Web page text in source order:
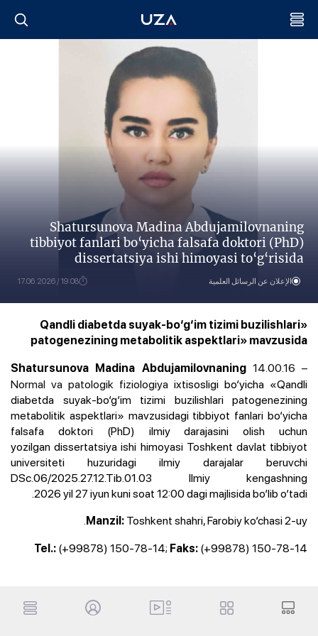
Shatursunova Madina Abdujamilovnaning
tibbiyot fanlari bo‘yicha falsafa doktori (PhD)
dissertatsiya ishi himoyasi to‘g‘risida
الإعلان عن الرسائل العلمية 19:08 / 17.06.2026
«Qandli diabetda suyak-bo‘g‘im tizimi buzilishlari
patogenezining metabolitik aspektlari» mavzusida
Shatursunova Madina Abdujamilovnaning 14.00.16 –
Normal va patologik fiziologiya ixtisosligi bo‘yicha «Qandli
diabetda suyak-bo‘g‘im tizimi buzilishlari patogenezining
metabolitik aspektlari» mavzusidagi tibbiyot fanlari bo‘yicha
falsafa doktori (PhD) ilmiy darajasini olish uchun
yozilgan dissertatsiya ishi himoyasi Toshkent davlat tibbiyot
universiteti huzuridagi ilmiy darajalar beruvchi
DSc.06/2025.27.12.Tib.01.03 Ilmiy kengashning
2026 yil 27 iyun kuni soat 12:00 dagi majlisida bo‘lib o‘tadi.
Manzil: Toshkent shahri, Farobiy ko‘chasi 2-uy.
Tel.: (+99878) 150-78-14; Faks: (+99878) 150-78-14